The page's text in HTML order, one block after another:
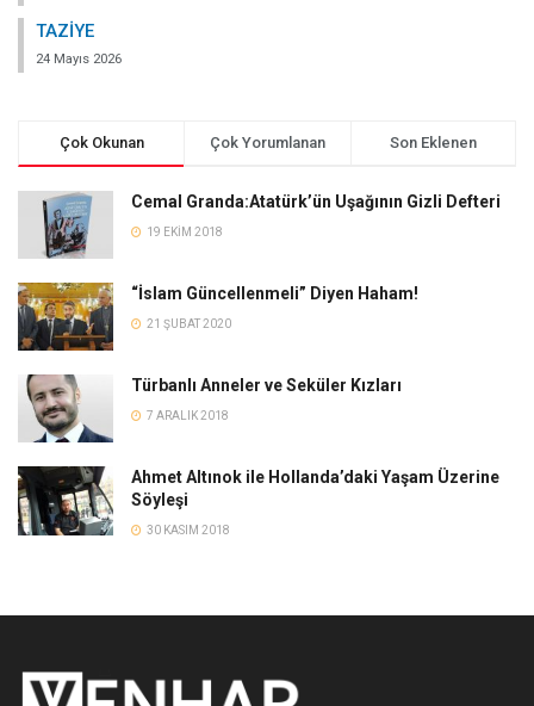
Çok Okunan
“İslam Güncellenmeli” Diyen Haham!
21 ŞUBAT 2020
7 ARALIK 2018
Söyleşi
gündemini ilgilendirebilecek haberler iktibas eden ve Kur’an merkezli